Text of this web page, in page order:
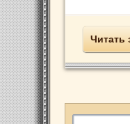
Читать